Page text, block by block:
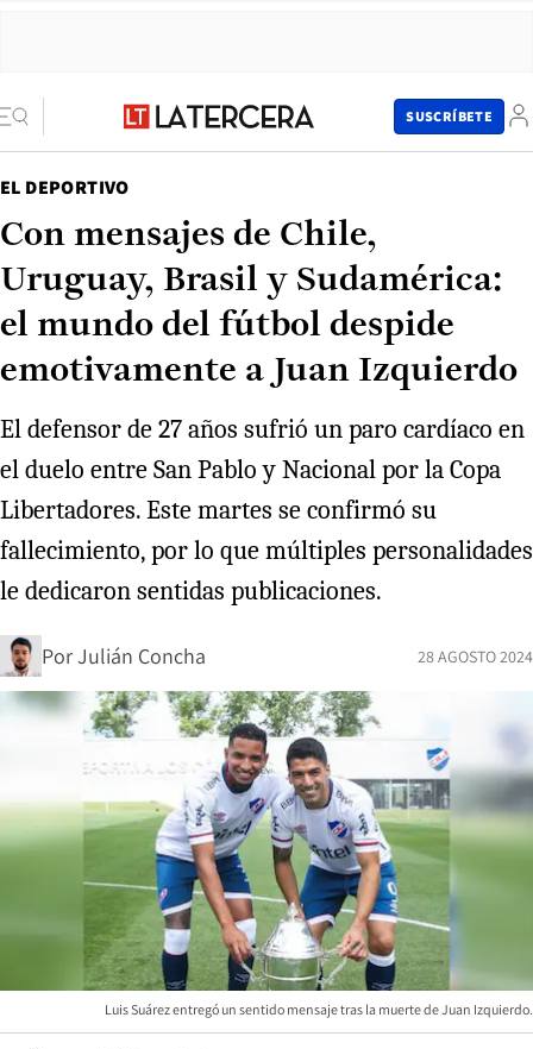
SUSCRÍBETE
EL DEPORTIVO
Con mensajes de Chile,
Uruguay, Brasil y Sudamérica:
el mundo del fútbol despide
emotivamente a Juan Izquierdo
El defensor de 27 años sufrió un paro cardíaco en
el duelo entre San Pablo y Nacional por la Copa
Libertadores. Este martes se confirmó su
fallecimiento, por lo que múltiples personalidades
le dedicaron sentidas publicaciones.
PorJulián Concha 28 AGOSTO 2024
Luis Suárez entregó un sentido mensaje tras la muerte de Juan Izquierdo.